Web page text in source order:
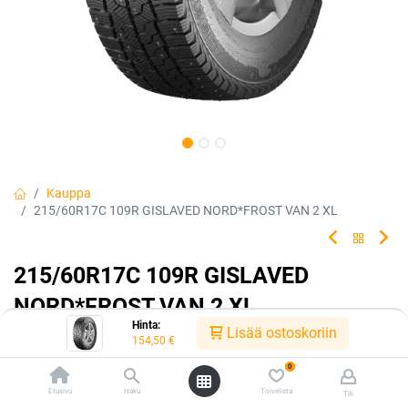
Hinta:
154,50 € Lisää ostoskoriin
Etusivu Haku
0
Toivelista Tili
Kauppa
215/60R17C 109R GISLAVED NORD*FROST VAN 2 XL
215/60R17C 109R GISLAVED
NORD*FROST VAN 2 XL
4024064000925 Tuotekoodi: 240784
154,50€